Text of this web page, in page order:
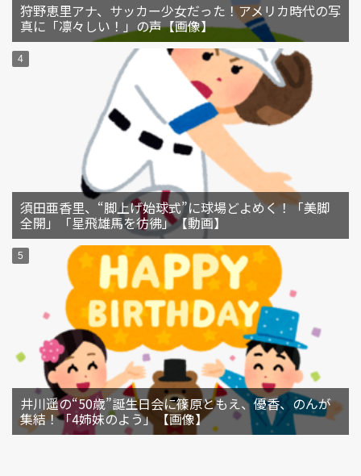
狩野恵里アナ、サッカー少女だった！アメリカ時代の写
真に「凛々しい！」の声【画像】
須田亜香里、“脚上げ始球式”に球場どよめく！「美脚
全開」「星飛雄馬を彷彿」【動画】
井川遥の“50歳”誕生日会に篠原ともえ、優香、のんが
集結！「4姉妹のよう」【画像】